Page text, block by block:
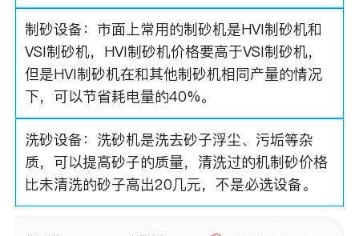
制砂设备：市面上常用的制砂机是HVI制砂机和
VSI制砂机，HVI制砂机价格要高于VSI制砂机，
但是HVI制砂机在和其他制砂机相同产量的情况
下，可以节省耗电量的40%。
洗砂设备：洗砂机是洗去砂子浮尘、污垢等杂
质，可以提高砂子的质量，清洗过的机制砂价格
比未清洗的砂子高出20几元，不是必选设备。